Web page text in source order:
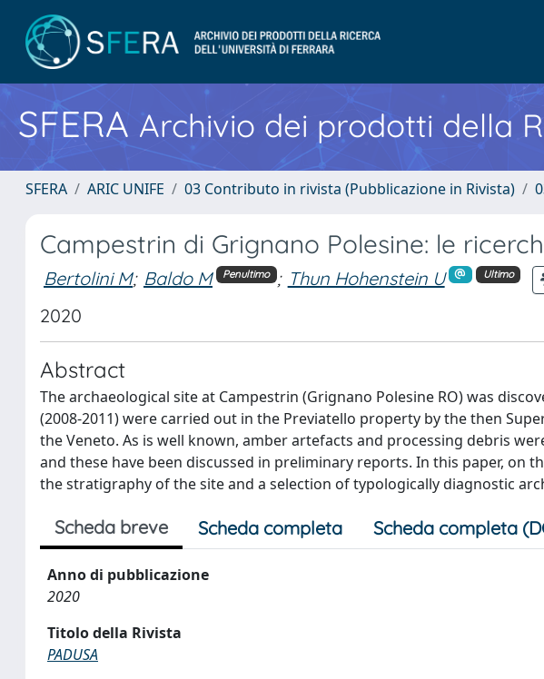
SFERA Archivio dei prodotti della
SFERA ARIC UNIFE 03 Contributo in rivista (Pubblicazione in Rivista)
Campestrin di Grignano Polesine: le
Bertolini M; Baldo M Penultimo ; Thun Hohenstein U Ultimo
2020
Abstract
The archaeological site at Campestrin (Grignano Polesine RO) was
(2008-2011) were carried out in the Previatello property by the then
the Veneto. As is well known, amber artefacts and processing debris
and these have been discussed in preliminary reports. In this paper, on
the stratigraphy of the site and a selection of typologically diagnostic
Scheda breve Scheda completa Scheda completa
Anno di pubblicazione
2020
Titolo della Rivista
PADUSA